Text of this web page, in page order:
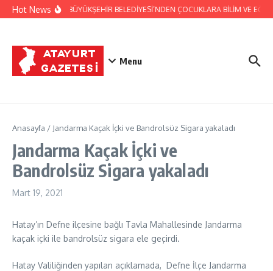
İçeriğe atla
Hot NewsHATAY BÜYÜKŞEHİR BELEDİYESİ’NDEN ÇOCUKLARA BİLİM VE
Menu
Anasayfa / Jandarma Kaçak İçki ve Bandrolsüz Sigara yakaladı
Jandarma Kaçak İçki ve
Bandrolsüz Sigara yakaladı
Mart 19, 2021
Hatay’ın Defne ilçesine bağlı Tavla Mahallesinde Jandarma
kaçak içki ile bandrolsüz sigara ele geçirdi.
Hatay Valiliğinden yapılan açıklamada, Defne İlçe Jandarma